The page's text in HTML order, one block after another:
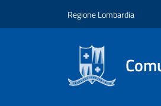
Regione Lombardia